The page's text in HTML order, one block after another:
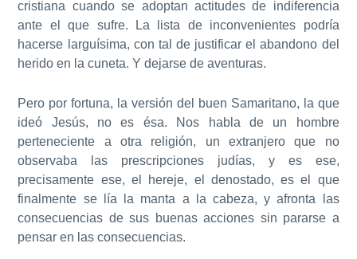
cristiana cuando se adoptan actitudes de indiferencia
ante el que sufre. La lista de inconvenientes podría
hacerse larguísima, con tal de justificar el abandono del
herido en la cuneta. Y dejarse de aventuras.
Pero por fortuna, la versión del buen Samaritano, la que
ideó Jesús, no es ésa. Nos habla de un hombre
perteneciente a otra religión, un extranjero que no
observaba las prescripciones judías, y es ese,
precisamente ese, el hereje, el denostado, es el que
finalmente se lía la manta a la cabeza, y afronta las
consecuencias de sus buenas acciones sin pararse a
pensar en las consecuencias.